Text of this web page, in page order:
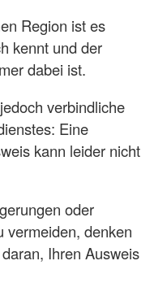
Region ist es
kennt und der
dabei ist.
verbindliche
Eine
kann leider nicht
oder
vermeiden, denken
Ihren Ausweis